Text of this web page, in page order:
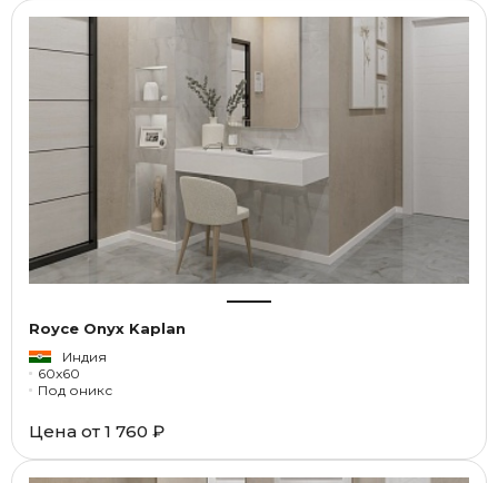
Royce Onyx Kaplan
Индия
60x60
Под оникс
Цена от 1 760 ₽